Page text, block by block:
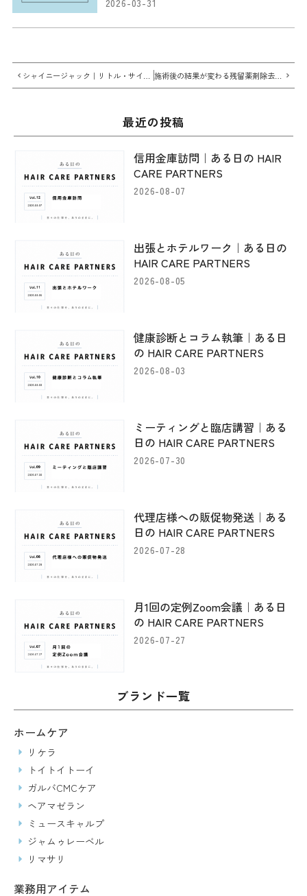
2026-03-31
施術後の結果が変わる残留薬剤除去トリートメント｜DETRA【デトラ】
最近の投稿
信用金庫訪問｜ある日の HAIR
CARE PARTNERS
2026-08-07
出張とホテルワーク｜ある日の
HAIR CARE PARTNERS
2026-08-05
健康診断とコラム執筆｜ある日
の HAIR CARE PARTNERS
2026-08-03
ミーティングと臨店講習｜ある
日の HAIR CARE PARTNERS
2026-07-30
代理店様への販促物発送｜ある
日の HAIR CARE PARTNERS
2026-07-28
月1回の定例Zoom会議｜ある日
の HAIR CARE PARTNERS
2026-07-27
ブランド一覧
ホームケア
リケラ
トイトイトーイ
ガルバCMCケア
ヘアマゼラン
ミュースキャルプ
ジャムゥレーベル
リマサリ
業務用アイテム